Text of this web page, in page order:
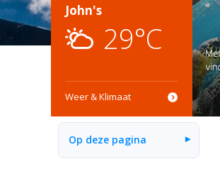
John's
29°C
Weer & Klimaat
Op deze pagina ▾